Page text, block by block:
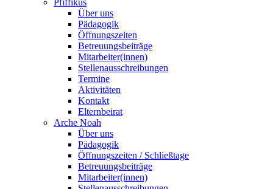
Über uns
Pädagogik
Öffnungszeiten
Betreuungsbeiträge
Mitarbeiter(innen)
Stellenausschreibungen
Termine
Aktivitäten
Kontakt
Elternbeirat
Arche Noah
Über uns
Pädagogik
Öffnungszeiten / Schließtage
Betreuungsbeiträge
Mitarbeiter(innen)